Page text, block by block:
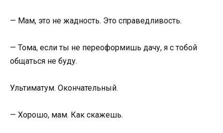
— Мам, это не жадность. Это справедливость.
— Тома, если ты не переоформишь дачу, я с тобой
общаться не буду.
Ультиматум. Окончательный.
— Хорошо, мам. Как скажешь.